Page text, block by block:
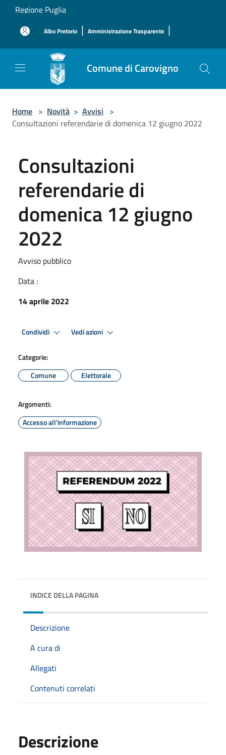
Salta al contenuto principale
Regione Puglia
Albo Pretorio | Amministrazione Trasparente |
Comune di Carovigno
Home > Novità > Avvisi >
Consultazioni referendarie di domenica 12 giugno 2022
Consultazioni
referendarie di
domenica 12 giugno
2022
Avviso pubblico
Data :
14 aprile 2022
Condividi Vedi azioni
Categorie:
Comune
Elettorale
Argomenti:
Accesso all'informazione
INDICE DELLA PAGINA
Descrizione
A cura di
Allegati
Contenuti correlati
Descrizione